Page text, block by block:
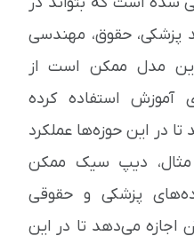
پزشکی، حقوق، مهندسی
مدل ممکن است از
آموزش استفاده کرده
در این حوزه‌ها عملکرد
مثال، دیپ سیک ممکن
پزشکی و حقوقی
اجازه می‌دهد تا در این